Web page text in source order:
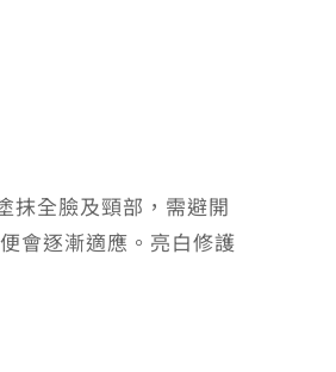
抹全臉及頸部，需避開
會逐漸適應。亮白修護